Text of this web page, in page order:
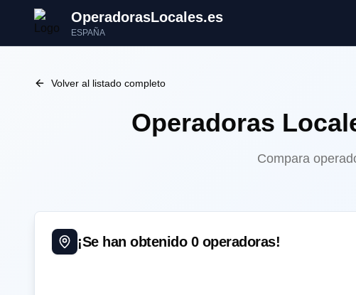
OperadorasLocales.es
ESPAÑA
Volver al listado completo
Operadoras
Compara
¡Se han obtenido 0operadoras!